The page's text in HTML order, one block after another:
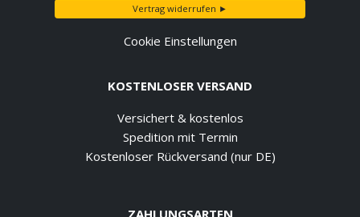
Vertrag widerrufen ►
Cookie Einstellungen
KOSTENLOSER VERSAND
Versichert & kostenlos
Spedition mit Termin
Kostenloser Rückversand (nur DE)
ZAHLUNGSARTEN